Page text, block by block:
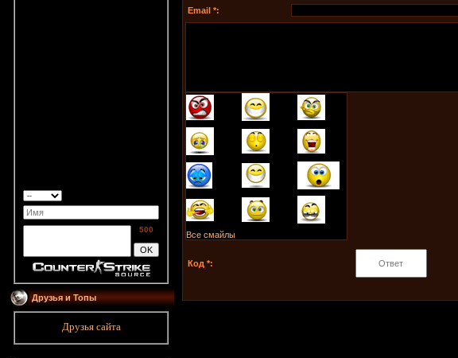
500
Друзья и Топы
Друзья сайта
Email *:
Все смайлы
Код *: